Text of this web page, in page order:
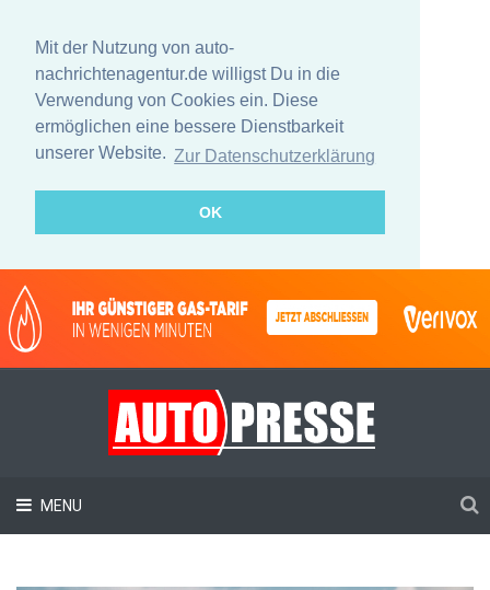
Mit der Nutzung von auto-
nachrichtenagentur.de willigst Du in die
Verwendung von Cookies ein. Diese
ermöglichen eine bessere Dienstbarkeit
unserer Website. Zur Datenschutzerklärung
OK
MENU